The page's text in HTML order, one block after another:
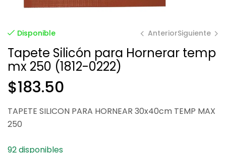
Disponible AnteriorSiguiente
Tapete Silicón para Hornerar temp
mx 250 (1812-0222)
$183.50
TAPETE SILICON PARA HORNEAR 30x40cm TEMP MAX
250
92 disponibles